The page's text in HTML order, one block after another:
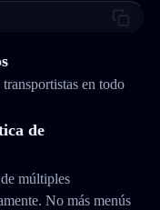
en todo
de
múltiples
No más menús